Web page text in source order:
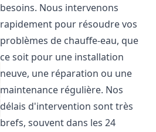
besoins. Nous intervenons
rapidement pour résoudre vos
problèmes de chauffe-eau, que
ce soit pour une installation
neuve, une réparation ou une
maintenance régulière. Nos
délais d'intervention sont très
brefs, souvent dans les 24